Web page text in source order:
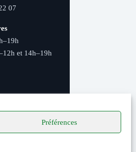
Préférences
07
et 14h–19h